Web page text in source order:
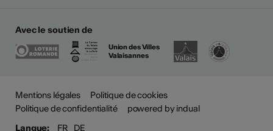
Avec le soutien de
Union des Villes
Valaisannes
Mentions légales
Politique de cookies
Politique de confidentialité
powered by indual
Langue:
FR DE